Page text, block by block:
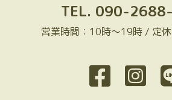
TEL. 090-
営業時間：10時～19時 / 定